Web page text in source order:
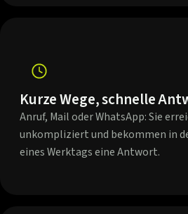
Kurze Wege, schnelle
Anruf, Mail oder WhatsApp: Sie
unkompliziert und bekommen in
eines Werktags eine Antwort.